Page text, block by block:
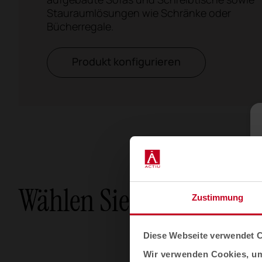
Zustimmung
Diese Webseite verwendet
Wir verwenden Cookies,
Stauraumlösungen wie Schränke oder
Bücherregale.
Produkt konfigurieren
Wählen Sie Ihre Option